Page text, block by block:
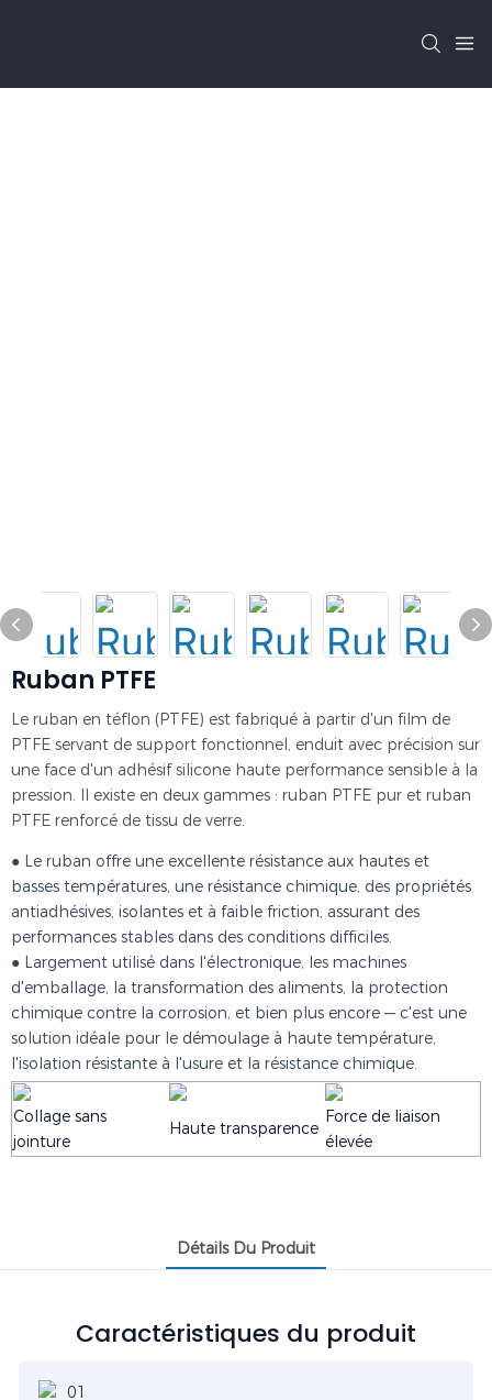
Ruban PTFE
Le ruban en téflon (PTFE) est fabriqué à partir d'un film de
PTFE servant de support fonctionnel, enduit avec précision sur
une face d'un adhésif silicone haute performance sensible à la
pression. Il existe en deux gammes : ruban PTFE pur et ruban
PTFE renforcé de tissu de verre.
● Le ruban offre une excellente résistance aux hautes et
basses températures, une résistance chimique, des propriétés
antiadhésives, isolantes et à faible friction, assurant des
performances stables dans des conditions difficiles.
● Largement utilisé dans l'électronique, les machines
d'emballage, la transformation des aliments, la protection
chimique contre la corrosion, et bien plus encore — c'est une
solution idéale pour le démoulage à haute température,
l'isolation résistante à l'usure et la résistance chimique.
Collage sans
jointure
Haute transparence
Force de liaison
élevée
Détails Du Produit
Caractéristiques du produit